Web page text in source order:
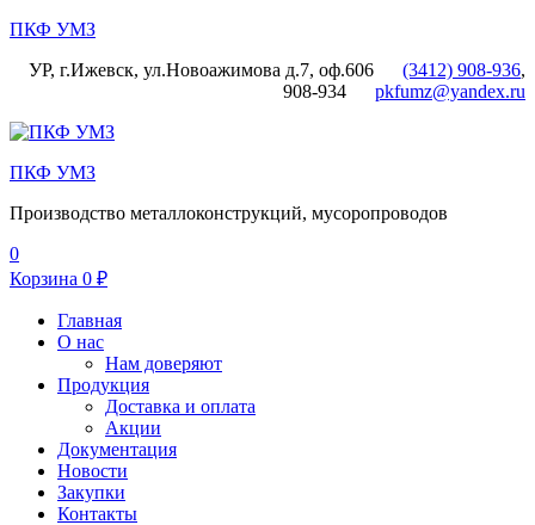
ПКФ УМЗ
УР, г.Ижевск, ул.Новоажимова д.7, оф.606
(3412) 908-936,
908-934
pkfumz@yandex.ru
Меню
ПКФ УМЗ
Производство металлоконструкций, мусоропроводов
0
Корзина 0 ₽
Главная
О нас
Нам доверяют
Продукция
Доставка и оплата
Акции
Документация
Новости
Закупки
Контакты